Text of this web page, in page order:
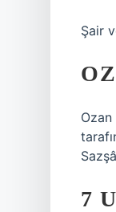
Şair
Ozan
7